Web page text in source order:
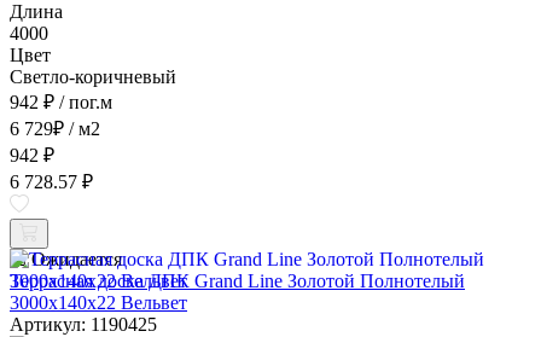
Длина
4000
Цвет
Светло-коричневый
942 ₽ / пог.м
6 729₽ / м2
942 ₽
6 728.57 ₽
Ожидается
Террасная доска ДПК Grand Line Золотой Полнотелый
3000x140x22 Вельвет
Артикул: 1190425